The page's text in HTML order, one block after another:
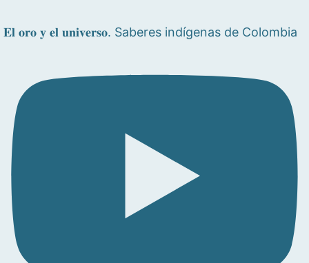
𝐄𝐥 𝐨𝐫𝐨 𝐲 𝐞𝐥 𝐮𝐧𝐢𝐯𝐞𝐫𝐬𝐨. Saberes indígenas de Colombia